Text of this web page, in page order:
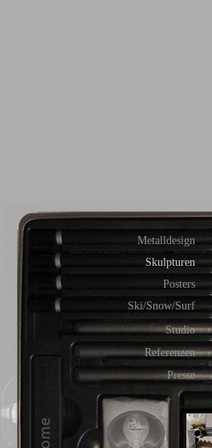
Metalldesign
Skulpturen
Posters
Ski/Snow/Surf
Studio
Referenzen
Presse